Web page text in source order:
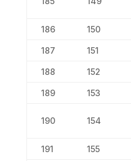
186 150
187 151
188 152
189 153
190 154
191 155